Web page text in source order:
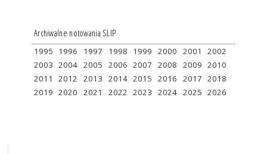
Archiwalne notowania SLIP
1995 1996 1997 1998 1999 2000 2001
2002
2003 2004 2005 2006 2007 2008 2009 2010
2011
2012 2013 2014 2015 2016 2017 2018
2019 2020 2021 2022 2023 2024 2025 2026